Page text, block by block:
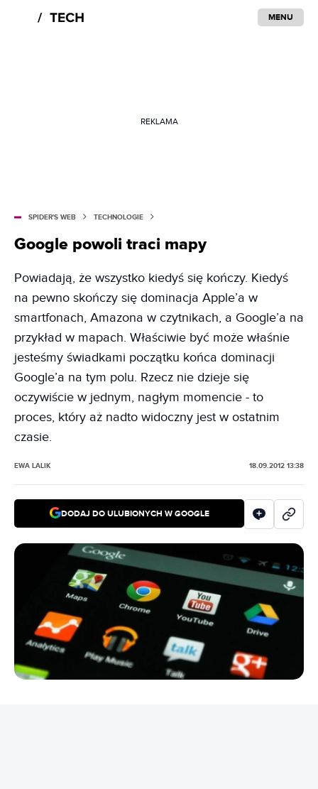
MENU
REKLAMA
SPIDER'S WEB TECHNOLOGIE
Google powoli traci mapy
Powiadają, że wszystko kiedyś się kończy. Kiedyś
na pewno skończy się dominacja Apple’a w
smartfonach, Amazona w czytnikach, a Google’a na
przykład w mapach. Właściwie być może właśnie
jesteśmy świadkami początku końca dominacji
Google’a na tym polu. Rzecz nie dzieje się
oczywiście w jednym, nagłym momencie - to
proces, który aż nadto widoczny jest w ostatnim
czasie.
EWA LALIK 18.09.2012 13:38
DODAJ DO ULUBIONYCH W GOOGLE